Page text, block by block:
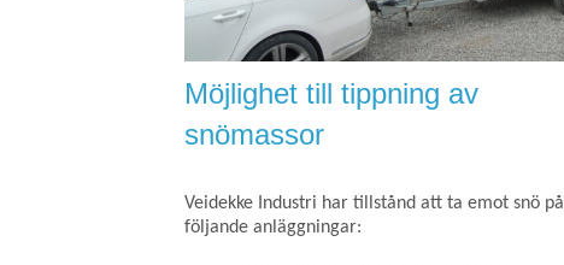
Möjlighet till tippning av
snömassor
Veidekke Industri har tillstånd att ta emot snö på
följande anläggningar: